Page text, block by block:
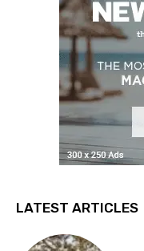
LATEST ARTICLES